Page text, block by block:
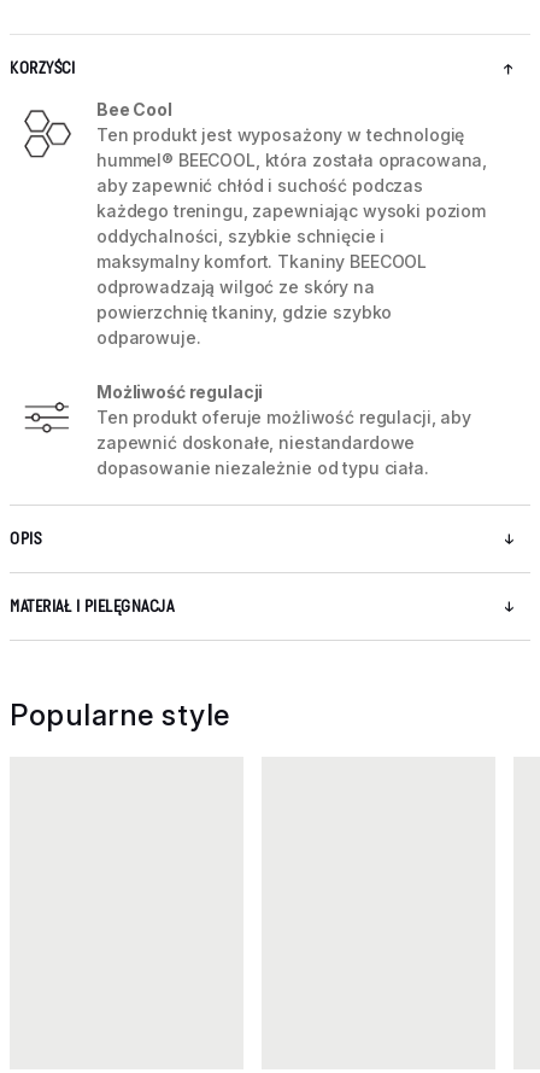
KORZYŚCI
Bee Cool
Ten produkt jest wyposażony w technologię
hummel® BEECOOL, która została opracowana,
aby zapewnić chłód i suchość podczas
każdego treningu, zapewniając wysoki poziom
oddychalności, szybkie schnięcie i
maksymalny komfort. Tkaniny BEECOOL
odprowadzają wilgoć ze skóry na
powierzchnię tkaniny, gdzie szybko
odparowuje.
Możliwość regulacji
Ten produkt oferuje możliwość regulacji, aby
zapewnić doskonałe, niestandardowe
dopasowanie niezależnie od typu ciała.
OPIS
MATERIAŁ I PIELĘGNACJA
Popularne style